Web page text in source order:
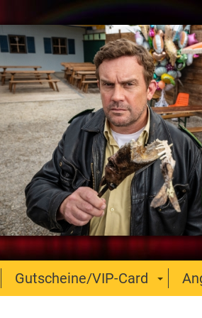
Gutscheine/VIP-Card